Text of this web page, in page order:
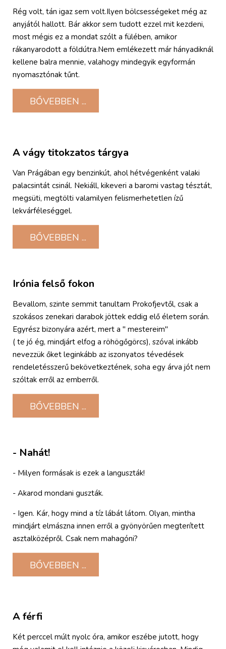
Rég volt, tán igaz sem volt.Ilyen bölcsességeket még az
anyjától hallott. Bár akkor sem tudott ezzel mit kezdeni,
most mégis ez a mondat szólt a fülében, amikor
rákanyarodott a földútra.Nem emlékezett már hányadiknál
kellene balra mennie, valahogy mindegyik egyformán
nyomasztónak tűnt.
BŐVEBBEN ...
A vágy titokzatos tárgya
Van Prágában egy benzinkút, ahol hétvégenként valaki
palacsintát csinál. Nekiáll, kikeveri a baromi vastag tésztát,
megsüti, megtölti valamilyen felismerhetetlen ízű
lekvárféleséggel.
BŐVEBBEN ...
Irónia felső fokon
Bevallom, szinte semmit tanultam Prokofjevtől, csak a
szokásos zenekari darabok jöttek eddig elő életem során.
Egyrész bizonyára azért, mert a " mestereim"
( te jó ég, mindjárt elfog a röhögőgörcs), szóval inkább
nevezzük őket leginkább az iszonyatos tévedések
rendeletésszerű bekövetkeztének, soha egy árva jót nem
szóltak erről az emberről.
BŐVEBBEN ...
- Nahát!
- Milyen formásak is ezek a languszták!
- Akarod mondani guszták.
- Igen. Kár, hogy mind a tíz lábát látom. Olyan, mintha
mindjárt elmászna innen erről a gyönyörűen megterített
asztalközépről. Csak nem mahagóni?
BŐVEBBEN ...
A férfi
Két perccel múlt nyolc óra, amikor eszébe jutott, hogy